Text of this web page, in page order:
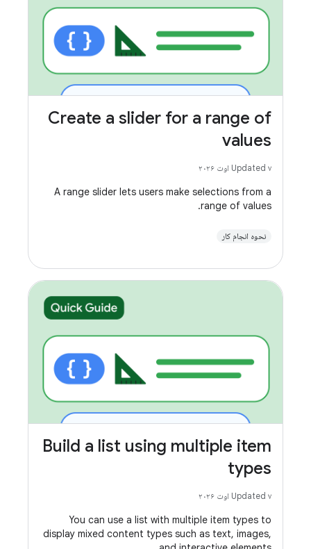
Create a slider for a range of
values
Updated ۷ اوت ۲۰۲۶
A range slider lets users make selections from a
range of values.
نحوه انجام کار
Build a list using multiple item
types
Updated ۷ اوت ۲۰۲۶
You can use a list with multiple item types to
display mixed content types such as text, images,